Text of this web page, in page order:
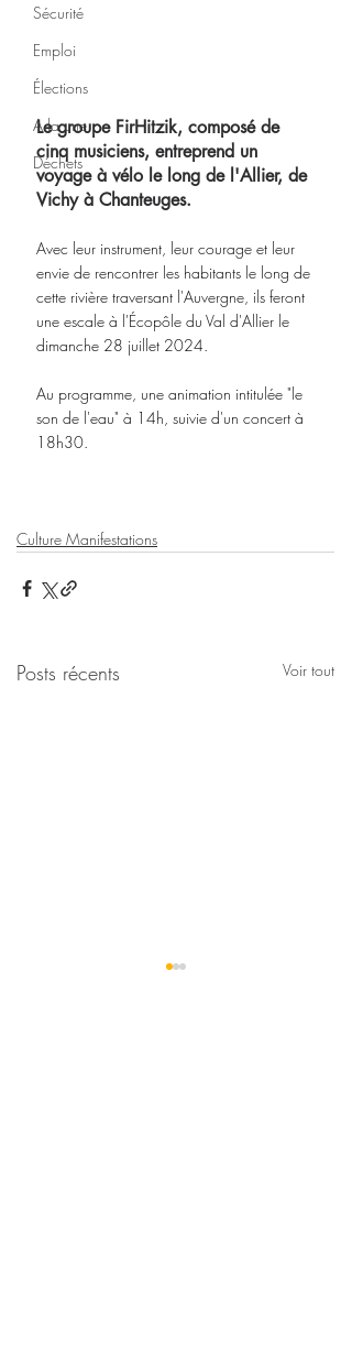
Sécurité
Emploi
Élections
A la une
Déchets
Le groupe FirHitzik, composé de
cinq musiciens, entreprend un
voyage à vélo le long de l'Allier, de
Vichy à Chanteuges.
Avec leur instrument, leur courage et leur
envie de rencontrer les habitants le long de
cette rivière traversant l'Auvergne, ils feront
une escale à l'Écopôle du Val d'Allier le
dimanche 28 juillet 2024.
Au programme, une animation intitulée "le
son de l'eau" à 14h, suivie d'un concert à
18h30.
Culture Manifestations
Posts récents Voir tout